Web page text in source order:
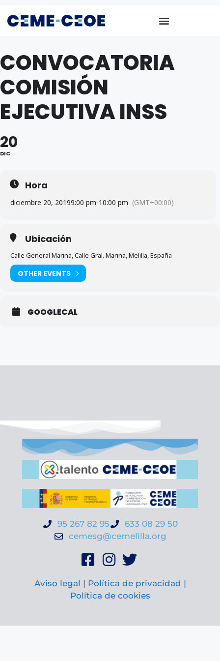
CONVOCATORIA
COMISIÓN
EJECUTIVA INSS
20
DIC
Hora
diciembre 20, 20199:00 pm-10:00 pm (GMT+00:00)
Ubicación
Calle General Marina, Calle Gral. Marina, Melilla, España
OTHER EVENTS
GOOGLECAL
95 267 82 95
633 08 29 50
cemesg@cemelilla.org
Aviso legal | Política de privacidad |
Política de cookies